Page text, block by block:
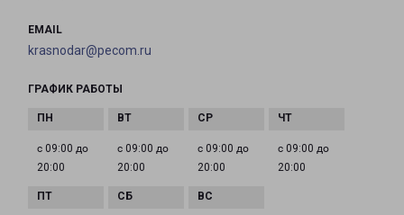
EMAIL
krasnodar@pecom.ru
ГРАФИК РАБОТЫ
с 09:00 до
20:00
с 09:00 до
20:00
с 09:00 до
20:00
с 09:00 до
20:00